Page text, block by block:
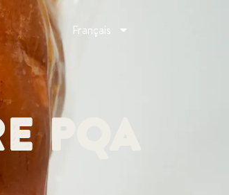
Français